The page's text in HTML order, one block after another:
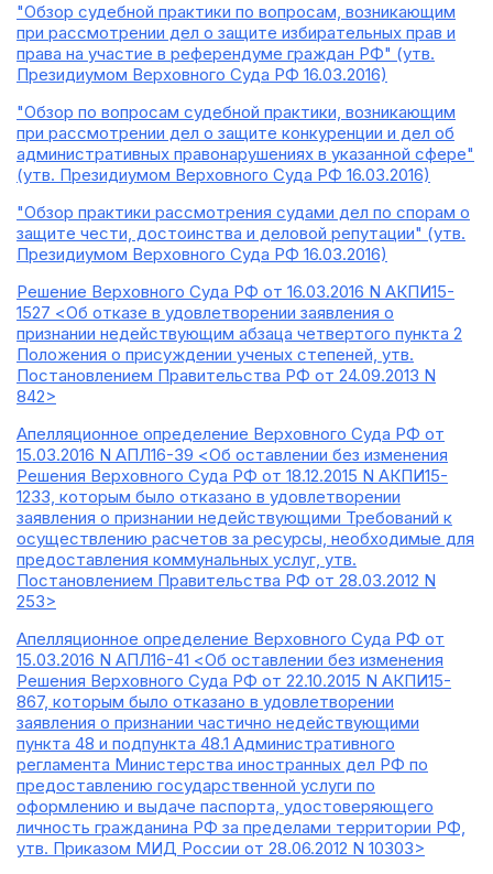
"Обзор судебной практики по вопросам, возникающим
при рассмотрении дел о защите избирательных прав и
права на участие в референдуме граждан РФ" (утв.
Президиумом Верховного Суда РФ 16.03.2016)
"Обзор по вопросам судебной практики, возникающим
при рассмотрении дел о защите конкуренции и дел об
административных правонарушениях в указанной сфере"
(утв. Президиумом Верховного Суда РФ 16.03.2016)
"Обзор практики рассмотрения судами дел по спорам о
защите чести, достоинства и деловой репутации" (утв.
Президиумом Верховного Суда РФ 16.03.2016)
Решение Верховного Суда РФ от 16.03.2016 N АКПИ15-
1527 <Об отказе в удовлетворении заявления о
признании недействующим абзаца четвертого пункта 2
Положения о присуждении ученых степеней, утв.
Постановлением Правительства РФ от 24.09.2013 N
842>
Апелляционное определение Верховного Суда РФ от
15.03.2016 N АПЛ16-39 <Об оставлении без изменения
Решения Верховного Суда РФ от 18.12.2015 N АКПИ15-
1233, которым было отказано в удовлетворении
заявления о признании недействующими Требований к
осуществлению расчетов за ресурсы, необходимые для
предоставления коммунальных услуг, утв.
Постановлением Правительства РФ от 28.03.2012 N
253>
Апелляционное определение Верховного Суда РФ от
15.03.2016 N АПЛ16-41 <Об оставлении без изменения
Решения Верховного Суда РФ от 22.10.2015 N АКПИ15-
867, которым было отказано в удовлетворении
заявления о признании частично недействующими
пункта 48 и подпункта 48.1 Административного
регламента Министерства иностранных дел РФ по
предоставлению государственной услуги по
оформлению и выдаче паспорта, удостоверяющего
личность гражданина РФ за пределами территории РФ,
утв. Приказом МИД России от 28.06.2012 N 10303>